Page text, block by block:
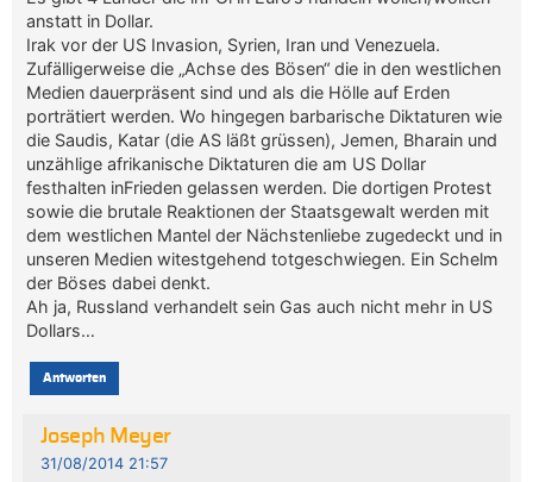
anstatt in Dollar.
Irak vor der US Invasion, Syrien, Iran und Venezuela.
Zufälligerweise die „Achse des Bösen“ die in den westlichen
Medien dauerpräsent sind und als die Hölle auf Erden
porträtiert werden. Wo hingegen barbarische Diktaturen wie
die Saudis, Katar (die AS läßt grüssen), Jemen, Bharain und
unzählige afrikanische Diktaturen die am US Dollar
festhalten inFrieden gelassen werden. Die dortigen Protest
sowie die brutale Reaktionen der Staatsgewalt werden mit
dem westlichen Mantel der Nächstenliebe zugedeckt und in
unseren Medien witestgehend totgeschwiegen. Ein Schelm
der Böses dabei denkt.
Ah ja, Russland verhandelt sein Gas auch nicht mehr in US
Dollars…
Antworten
Joseph Meyer
31/08/2014 21:57